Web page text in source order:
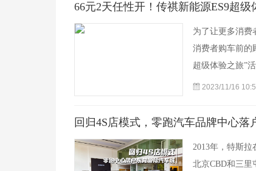
66元2天任性开！传祺新能源ES9超级
为了让更多消费
消费者购车前的
超级体验之旅”
2023/11/16
回归4S店模式，零跑汽车品牌中心落
2013年，特斯
北京CBD和三里